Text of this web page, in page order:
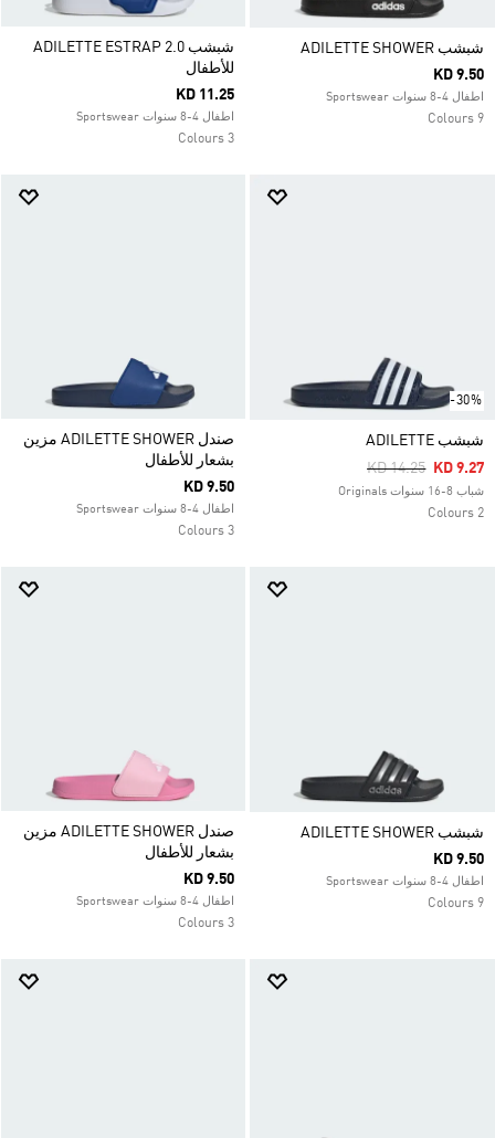
شبشب ADILETTE SHOWER
KD 9.50
اطفال 4-8 سنوات Sportswear
9 Colours
شبشب ADILETTE ESTRAP 2.0
للأطفال
KD 11.25
اطفال 4-8 سنوات Sportswear
3 Colours
-30%
شبشب ADILETTE
Price Reduced
KD 14.25ToKD 9.27
شباب 8-16 سنوات Originals
2 Colours
صندل ADILETTE SHOWER مزين
بشعار للأطفال
KD 9.50
اطفال 4-8 سنوات Sportswear
3 Colours
شبشب ADILETTE SHOWER
KD 9.50
اطفال 4-8 سنوات Sportswear
9 Colours
صندل ADILETTE SHOWER مزين
بشعار للأطفال
KD 9.50
اطفال 4-8 سنوات Sportswear
3 Colours